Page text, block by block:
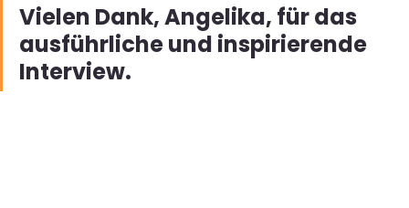
Vielen Dank, Angelika, für das
ausführliche und inspirierende
Interview.